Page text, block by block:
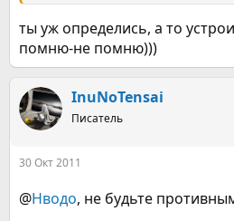
ты уж определись, а то
помню-не помню)))
InuNoTensai
Писатель
30 Окт 2011
@Нводо, не будьте